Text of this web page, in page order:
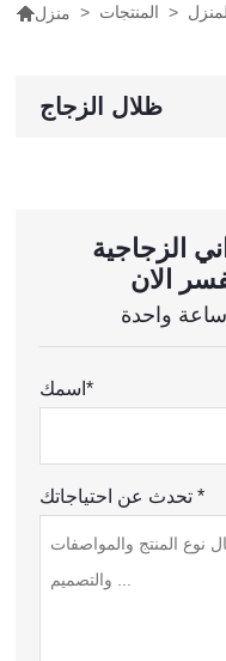
منزل > المنتجات >
ظلال الزجاج
الزجاجية
اسمك*
تحدث عن احتياجاتك *